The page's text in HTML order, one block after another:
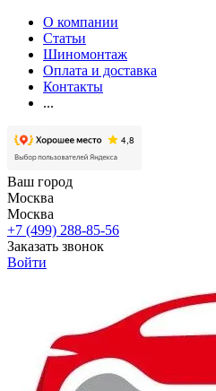
О компании
Статьи
Шиномонтаж
Оплата и доставка
Контакты
...
Ваш город
Москва
Москва
+7 (499) 288-85-56
Заказать звонок
Войти